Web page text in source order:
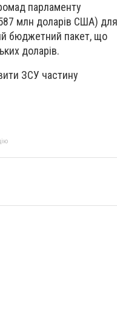
парламенту
млн доларів США) для
бюджетний пакет, що
доларів.
ЗСУ частину